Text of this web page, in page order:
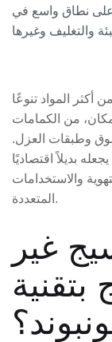
على نطاق واسع في
أكثر المواد تنوعًا
من الكمامات
وطبقات العزل.
بديلاً اقتصاديًا
والاستخدامات
المتعددة.
غير
بتقنية